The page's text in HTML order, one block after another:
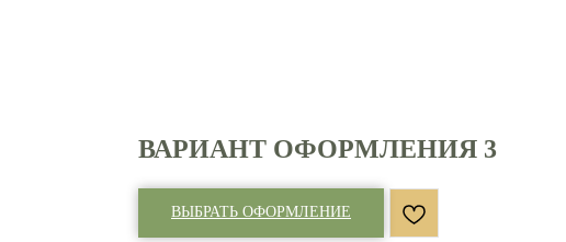
ВАРИАНТ ОФОРМЛЕНИЯ 3
ВЫБРАТЬ ОФОРМЛЕНИЕ